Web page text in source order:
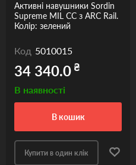
Активні навушники Sordin
Supreme MIL CC з ARC Rail.
Колір: зелений
Код 5010015
34 340.0₴
В наявності
в кошик
Купити в один клік